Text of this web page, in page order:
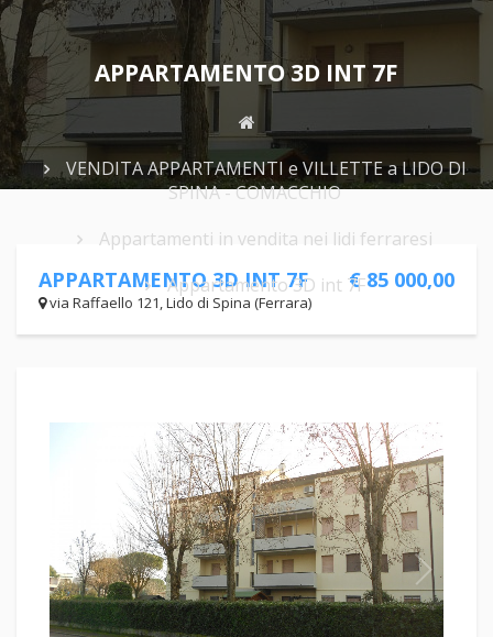
APPARTAMENTO 3D INT 7F
VENDITA APPARTAMENTI e VILLETTE a LIDO DI
SPINA - COMACCHIO
Appartamenti in vendita nei lidi ferraresi
Appartamento 3D int 7F
APPARTAMENTO 3D INT 7F
via Raffaello 121, Lido di Spina (Ferrara)
€ 85 000,00